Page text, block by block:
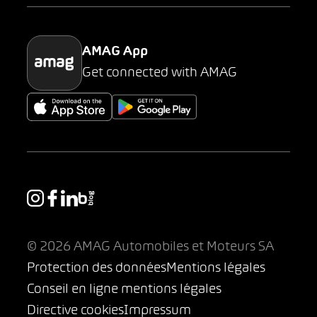
Parking
AMAG App
Get connected with AMAG
© 2026 AMAG Automobiles et Moteurs SA
Protection des donnéesMentions légales
Conseil en ligne mentions légales
Directive cookiesImpressum